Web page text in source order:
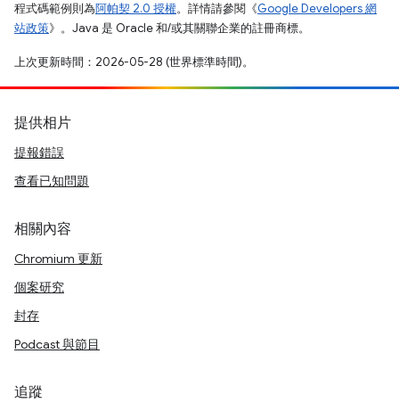
程式碼範例則為阿帕契 2.0 授權。詳情請參閱《Google Developers 網
站政策》。Java 是 Oracle 和/或其關聯企業的註冊商標。
上次更新時間：2026-05-28 (世界標準時間)。
提供相片
提報錯誤
查看已知問題
相關內容
Chromium 更新
個案研究
封存
Podcast 與節目
追蹤